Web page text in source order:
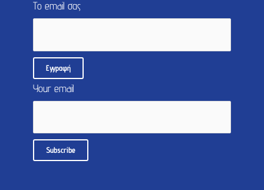
Το email σας
Your email